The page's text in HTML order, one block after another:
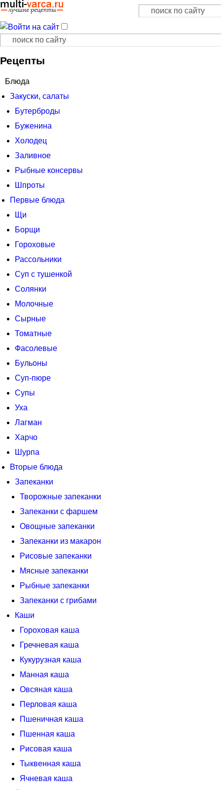
Форма поиска
Поиск
Форма поиска
Поиск
Рецепты
Блюда
Закуски, салаты
Бутерброды
Буженина
Холодец
Заливное
Рыбные консервы
Шпроты
Первые блюда
Щи
Борщи
Гороховые
Рассольники
Суп с тушенкой
Солянки
Молочные
Сырные
Томатные
Фасолевые
Бульоны
Суп-пюре
Супы
Уха
Лагман
Харчо
Шурпа
Вторые блюда
Запеканки
Творожные запеканки
Запеканки с фаршем
Овощные запеканки
Запеканки из макарон
Рисовые запеканки
Мясные запеканки
Рыбные запеканки
Запеканки с грибами
Каши
Гороховая каша
Гречневая каша
Кукурузная каша
Манная каша
Овсяная каша
Перловая каша
Пшеничная каша
Пшенная каша
Рисовая каша
Тыквенная каша
Ячневая каша